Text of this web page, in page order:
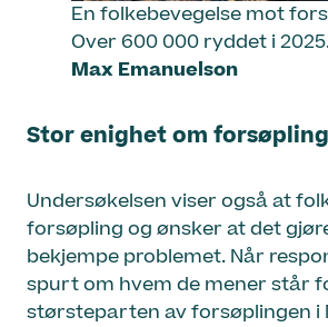
En folkebevegelse mot
Over 600 000 ryddet i
Max Emanuelson
Stor enighet om
Undersøkelsen viser også at
forsøpling og ønsker at det
bekjempe problemet. Når
spurt om hvem de mener står
størsteparten av forsøplingen i